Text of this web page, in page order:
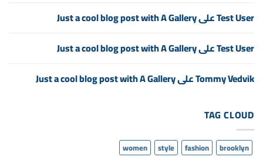
Test UserعلىJust a cool blog post with A Gallery
Test UserعلىJust a cool blog post with A Gallery
Tommy VedvikعلىJust a cool blog post with A Gallery
TAG CLOUD
brooklyn
fashion
style
women